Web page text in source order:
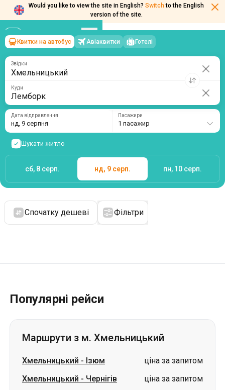
Would you like to view the site in English? Switch to the English
version of the site.
Хмельницький→ Лемборк
нд, 9 серпня/1 пасажир
Квитки на автобус Авіаквитки Готелі
Звідки
Куди
Дата відправлення
нд, 9 серпня
Пасажири
1 пасажир
Шукати житло
сб, 8 серп. нд, 9 серп. пн, 10 серп.
Спочатку дешеві Фільтри
Популярні рейси
Маршрути з м. Хмельницький
Хмельницький - Ізюм
ціна за запитом
Хмельницький - Чернігів
ціна за запитом